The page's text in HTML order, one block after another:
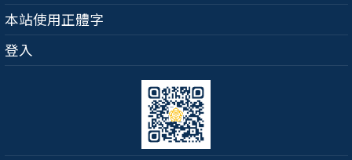
本站使用正體字
登入